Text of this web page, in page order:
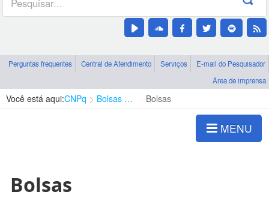
Perguntas frequentes Central de Atendimento Serviços
E-mail do Pesquisador
Área de imprensa
Você está aqui:CNPq Bolsas e Auxílios Vigentes Bolsas
MENU
Bolsas